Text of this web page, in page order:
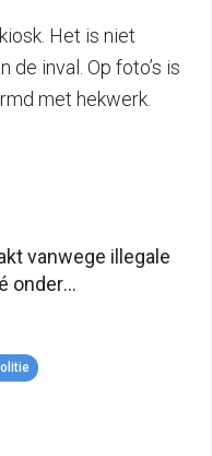
Het is niet
inval. Op foto’s is
met hekwerk.
vanwege illegale
onder